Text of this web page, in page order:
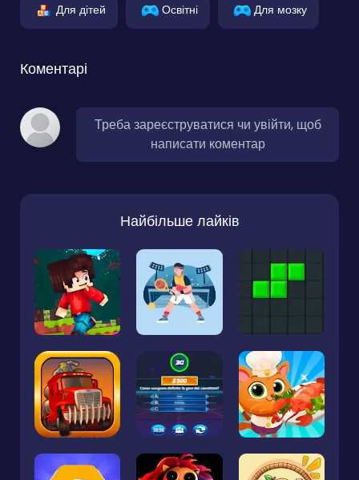
Для дітей Освітні Для мозку
Коментарі
Треба зареєструватися чи увійти, щоб
написати коментар
Найбільше лайків